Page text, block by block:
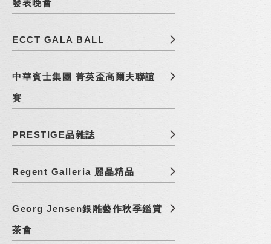
發表晚會
ECCT GALA BALL
中華賓士集團 菁英盃高爾夫聯誼
賽
PRESTIGE品雜誌
Regent Galleria 麗晶精品
Georg Jensen銀雕藝作秋季鑑賞
茶會